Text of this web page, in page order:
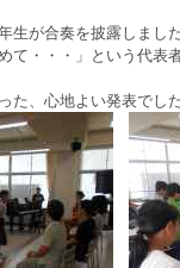
生が合奏を披露しました
て・・・」という代表
た、心地よい発表でした